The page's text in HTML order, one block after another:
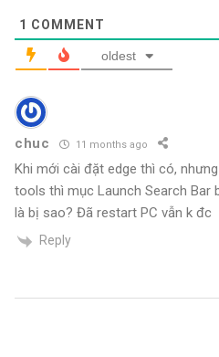
1 COMMENT
oldest
chuc 11 months ago
Khi mới cài đặt edge thì có,
tools thì mục Launch Search Bar
là bị sao? Đã restart PC vẫn k đc
Reply